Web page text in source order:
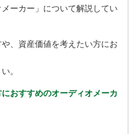
メーカー」について解説してい
、資産価値を考えたい方にお
。
おすすめのオーディオメーカ